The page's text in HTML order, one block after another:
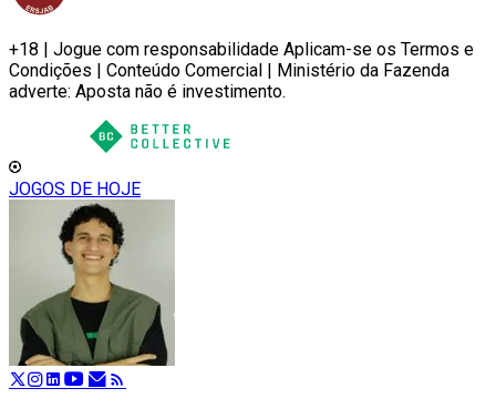
+18 | Jogue com responsabilidade Aplicam-se os Termos e
Condições | Conteúdo Comercial | Ministério da Fazenda
adverte: Aposta não é investimento.
JOGOS DE HOJE